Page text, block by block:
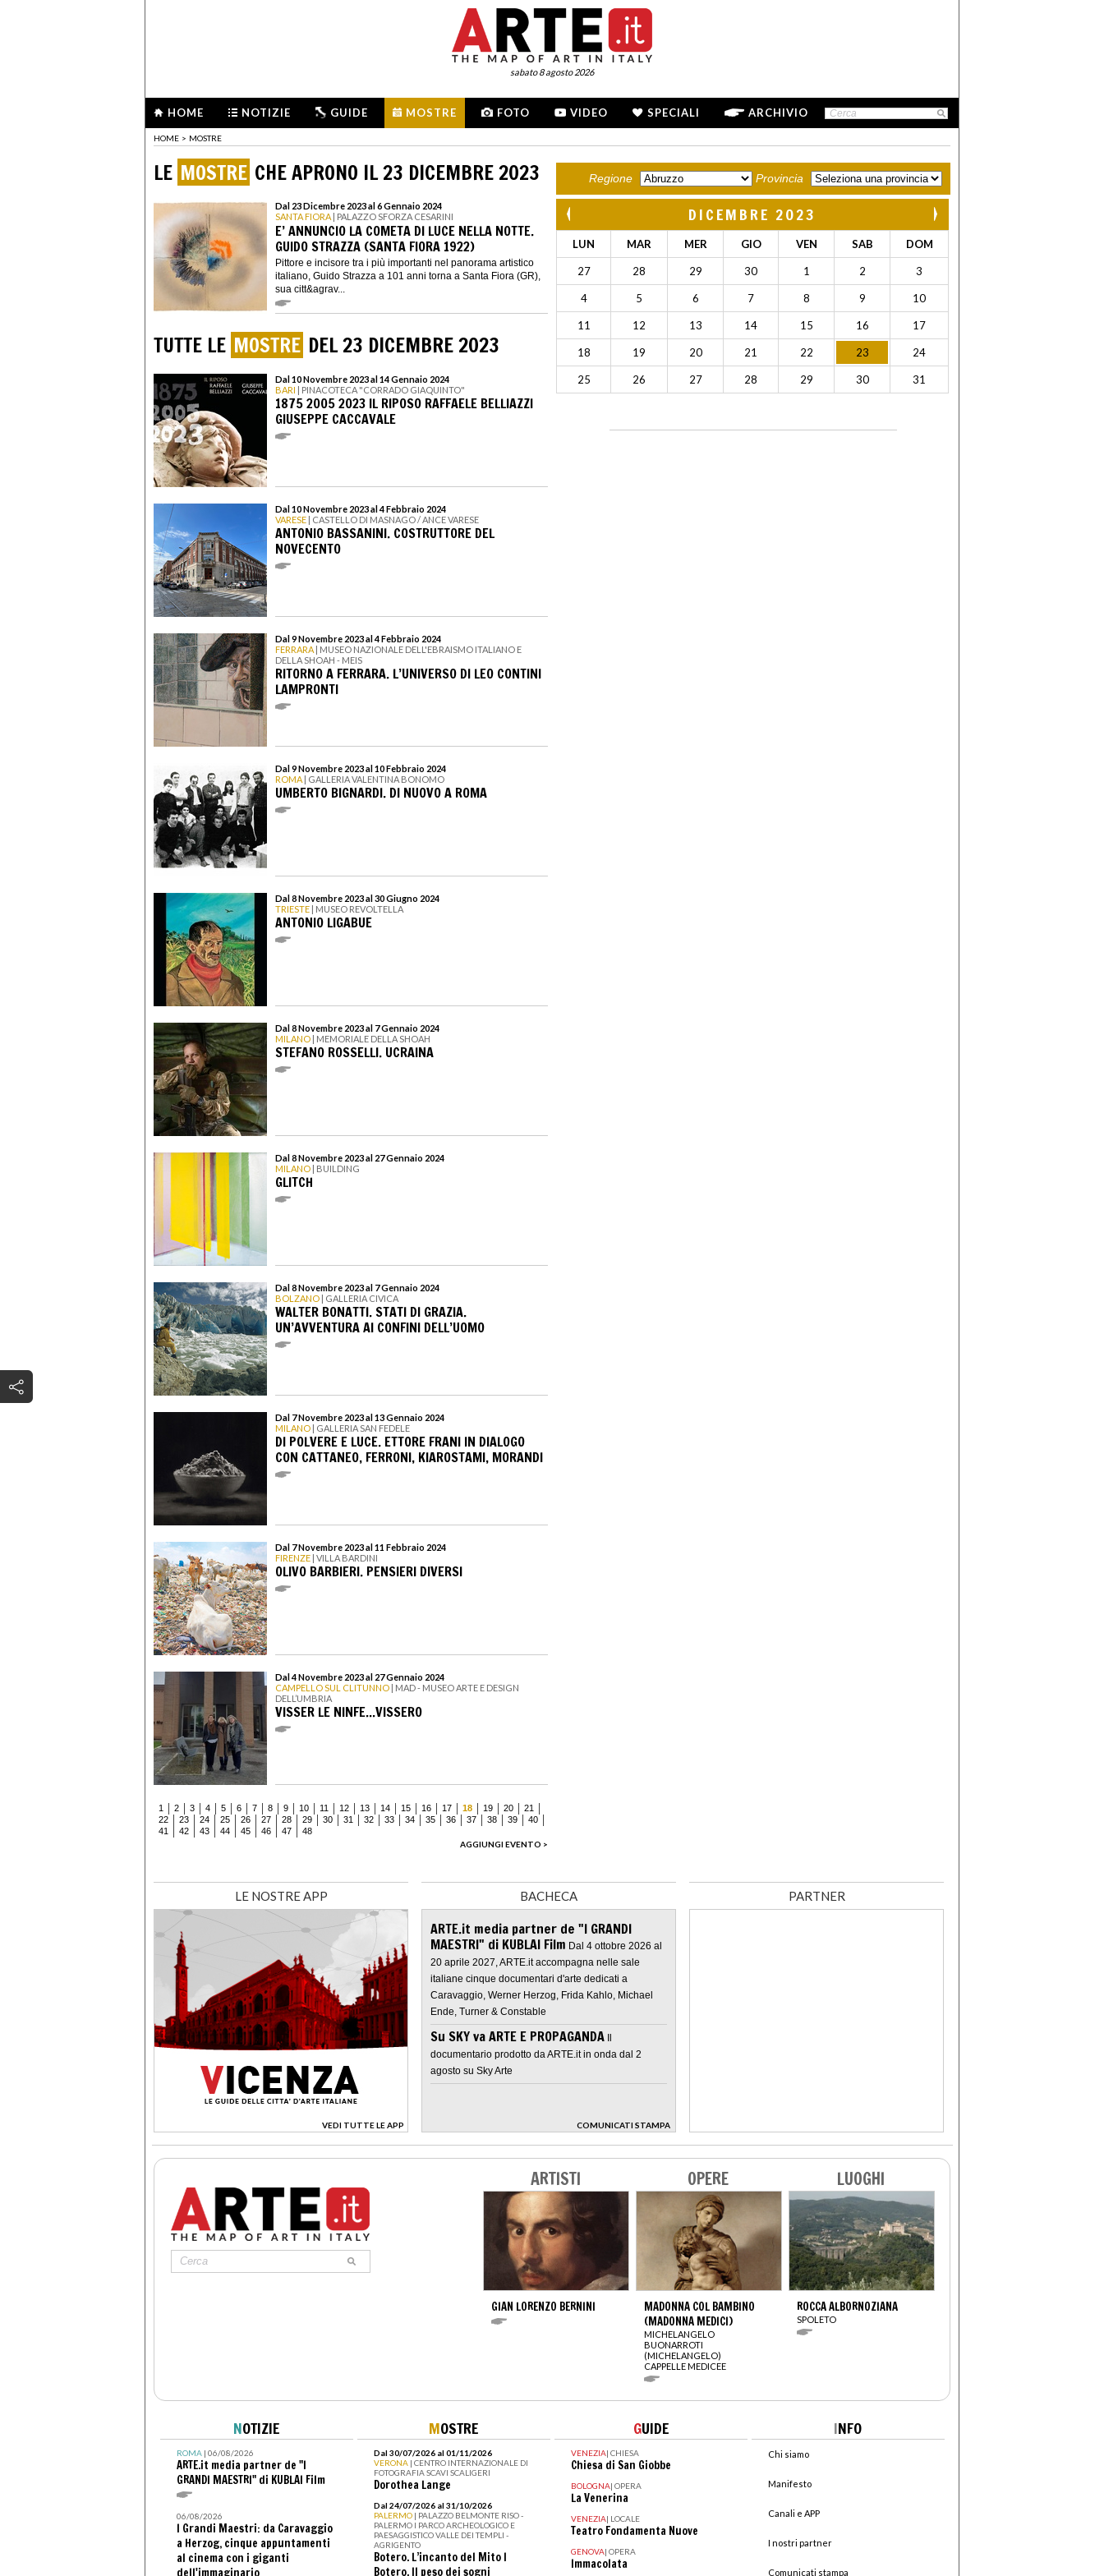
sabato 8 agosto 2026
HOME NOTIZIE GUIDE MOSTRE FOTO VIDEO SPECIALI ARCHIVIO
HOME > MOSTRE
LE MOSTRE CHE APRONO IL 23 DICEMBRE 2023
Dal 23 Dicembre 2023 al 6 Gennaio 2024
SANTA FIORA | PALAZZO SFORZA CESARINI
E’ ANNUNCIO LA COMETA DI LUCE NELLA NOTTE.
GUIDO STRAZZA (SANTA FIORA 1922)
Pittore e incisore tra i più importanti nel panorama artistico
italiano, Guido Strazza a 101 anni torna a Santa Fiora (GR),
sua citt&agrav...
TUTTE LE MOSTRE DEL 23 DICEMBRE 2023
Dal 10 Novembre 2023 al 14 Gennaio 2024
BARI | PINACOTECA "CORRADO GIAQUINTO"
1875 2005 2023 IL RIPOSO RAFFAELE BELLIAZZI
GIUSEPPE CACCAVALE
Dal 10 Novembre 2023 al 4 Febbraio 2024
VARESE | CASTELLO DI MASNAGO / ANCE VARESE
ANTONIO BASSANINI. COSTRUTTORE DEL
NOVECENTO
Dal 9 Novembre 2023 al 4 Febbraio 2024
FERRARA | MUSEO NAZIONALE DELL'EBRAISMO ITALIANO E
DELLA SHOAH - MEIS
RITORNO A FERRARA. L’UNIVERSO DI LEO CONTINI
LAMPRONTI
Dal 9 Novembre 2023 al 10 Febbraio 2024
ROMA | GALLERIA VALENTINA BONOMO
UMBERTO BIGNARDI. DI NUOVO A ROMA
Dal 8 Novembre 2023 al 30 Giugno 2024
TRIESTE | MUSEO REVOLTELLA
ANTONIO LIGABUE
Dal 8 Novembre 2023 al 7 Gennaio 2024
MILANO | MEMORIALE DELLA SHOAH
STEFANO ROSSELLI. UCRAINA
Dal 8 Novembre 2023 al 27 Gennaio 2024
MILANO | BUILDING
GLITCH
Dal 8 Novembre 2023 al 7 Gennaio 2024
BOLZANO | GALLERIA CIVICA
WALTER BONATTI. STATI DI GRAZIA.
UN’AVVENTURA AI CONFINI DELL’UOMO
Dal 7 Novembre 2023 al 13 Gennaio 2024
MILANO | GALLERIA SAN FEDELE
DI POLVERE E LUCE. ETTORE FRANI IN DIALOGO
CON CATTANEO, FERRONI, KIAROSTAMI, MORANDI
Dal 7 Novembre 2023 al 11 Febbraio 2024
FIRENZE | VILLA BARDINI
OLIVO BARBIERI. PENSIERI DIVERSI
Dal 4 Novembre 2023 al 27 Gennaio 2024
CAMPELLO SUL CLITUNNO | MAD - MUSEO ARTE E DESIGN
DELL’UMBRIA
VISSER LE NINFE...VISSERO
1 2 3 4 5 6 7 8 9 10 11 12 13 14 15 16 17 18 19 20
21
22
23 24 25 26 27 28 29 30 31 32 33 34 35 36 37 38 39
40
41
42 43 44 45 46 47
48
AGGIUNGI EVENTO >
Regione Provincia
DICEMBRE 2023
LUN MAR MER GIO VEN SAB DOM
27 28 29 30 1 2 3
4 5 6 7 8 9 10
11 12 13 14 15 16 17
18 19 20 21 22 23 24
25 26 27 28 29 30 31
LE NOSTRE APP
VEDI TUTTE LE APP
>
BACHECA
ARTE.it media partner de "I GRANDI
MAESTRI" di KUBLAI Film Dal 4 ottobre 2026 al
20 aprile 2027, ARTE.it accompagna nelle sale
italiane cinque documentari d'arte dedicati a
Caravaggio, Werner Herzog, Frida Kahlo, Michael
Ende, Turner & Constable
Su SKY va ARTE E PROPAGANDA Il
documentario prodotto da ARTE.it in onda dal 2
agosto su Sky Arte
COMUNICATI STAMPA
>
PARTNER
ARTISTI
GIAN LORENZO BERNINI
OPERE
MADONNA COL BAMBINO
(MADONNA MEDICI)
MICHELANGELO
BUONARROTI
(MICHELANGELO)
CAPPELLE MEDICEE
LUOGHI
ROCCA ALBORNOZIANA
SPOLETO
NOTIZIE
ROMA| 06/08/2026
ARTE.it media partner de "I
GRANDI MAESTRI" di KUBLAI Film
06/08/2026
I Grandi Maestri: da Caravaggio
a Herzog, cinque appuntamenti
al cinema con i giganti
dell'immaginario
MOSTRE
Dal 30/07/2026 al 01/11/2026
VERONA | CENTRO INTERNAZIONALE DI
FOTOGRAFIA SCAVI SCALIGERI
Dorothea Lange
Dal 24/07/2026 al 31/10/2026
PALERMO | PALAZZO BELMONTE RISO -
PALERMO I PARCO ARCHEOLOGICO E
PAESAGGISTICO VALLE DEI TEMPLI -
AGRIGENTO
Botero. L’incanto del Mito I
Botero. Il peso dei sogni
GUIDE
VENEZIA| CHIESA
Chiesa di San Giobbe
BOLOGNA| OPERA
La Venerina
VENEZIA| LOCALE
Teatro Fondamenta Nuove
GENOVA| OPERA
Immacolata
INFO
Chi siamo
Manifesto
Canali e APP
I nostri partner
Comunicati stampa